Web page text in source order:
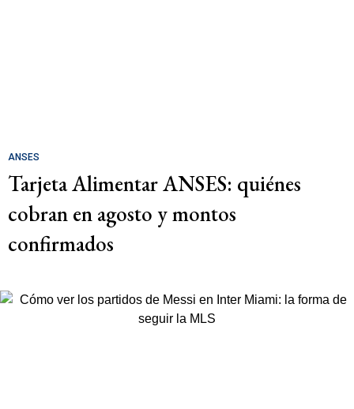
ANSES
Tarjeta Alimentar ANSES: quiénes
cobran en agosto y montos
confirmados